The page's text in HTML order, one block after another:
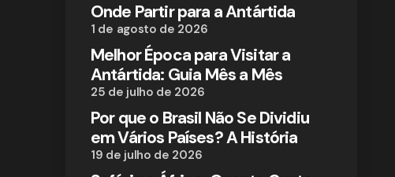
Onde Partir para a Antártida
1 de agosto de 2026
Melhor Época para Visitar a
Antártida: Guia Mês a Mês
25 de julho de 2026
Por que o Brasil Não Se Dividiu
em Vários Países? A História
19 de julho de 2026